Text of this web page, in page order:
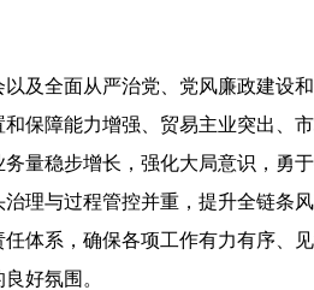
及全面从严治党、党风廉政建设
保障能力增强、贸易主业突出、
量稳步增长，强化大局意识，勇
理与过程管控并重，提升全链条
体系，确保各项工作有力有序、
好氛围。